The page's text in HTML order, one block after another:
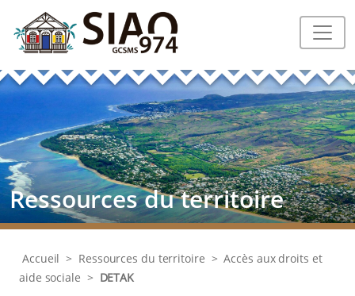
Ressources du territoire
Accueil > Ressources du territoire > Accès aux droits et
aide sociale > DETAK